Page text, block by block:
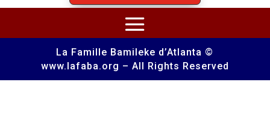
La Famille Bamileke d’Atlanta ©
www.lafaba.org – All Rights Reserved